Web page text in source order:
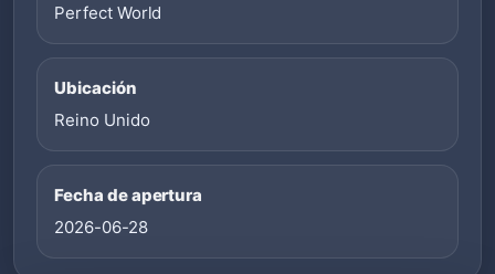
Perfect World
Ubicación
Reino Unido
Fecha de apertura
2026-06-28